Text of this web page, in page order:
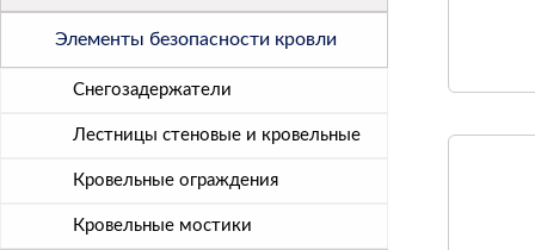
Элементы безопасности кровли
Снегозадержатели
Лестницы стеновые и кровельные
Кровельные ограждения
Кровельные мостики